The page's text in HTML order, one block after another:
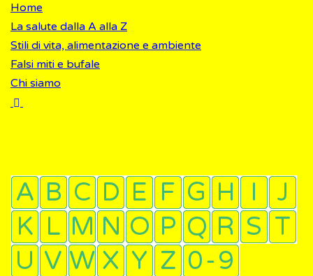
Home
La salute dalla A alla Z
Stili di vita, alimentazione e ambiente
Falsi miti e bufale
Chi siamo